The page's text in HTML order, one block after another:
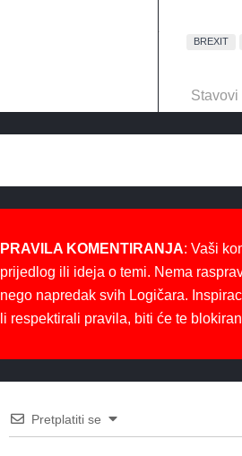
BREXIT
Stavovi
PRAVILA KOMENTIRANJA: Vaši
prijedlog ili ideja o temi. Nema
nego napredak svih Logičara.
li respektirali pravila, biti će te
Pretplatiti se